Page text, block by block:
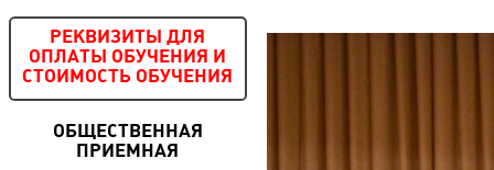
РЕКВИЗИТЫ ДЛЯ
ОПЛАТЫ ОБУЧЕНИЯ И
СТОИМОСТЬ ОБУЧЕНИЯ
ОБЩЕСТВЕННАЯ
ПРИЕМНАЯ